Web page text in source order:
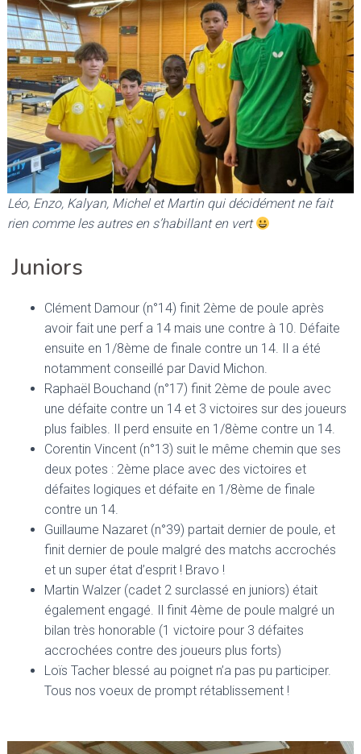
Léo, Enzo, Kalyan, Michel et Martin qui décidément ne fait
rien comme les autres en s’habillant en vert
Juniors
Clément Damour (n°14) finit 2ème de poule après
avoir fait une perf a 14 mais une contre à 10. Défaite
ensuite en 1/8ème de finale contre un 14. Il a été
notamment conseillé par David Michon.
Raphaël Bouchand (n°17) finit 2ème de poule avec
une défaite contre un 14 et 3 victoires sur des joueurs
plus faibles. Il perd ensuite en 1/8ème contre un 14.
Corentin Vincent (n°13) suit le même chemin que ses
deux potes : 2ème place avec des victoires et
défaites logiques et défaite en 1/8ème de finale
contre un 14.
Guillaume Nazaret (n°39) partait dernier de poule, et
finit dernier de poule malgré des matchs accrochés
et un super état d’esprit ! Bravo !
Martin Walzer (cadet 2 surclassé en juniors) était
également engagé. Il finit 4ème de poule malgré un
bilan très honorable (1 victoire pour 3 défaites
accrochées contre des joueurs plus forts)
Loïs Tacher blessé au poignet n’a pas pu participer.
Tous nos voeux de prompt rétablissement !